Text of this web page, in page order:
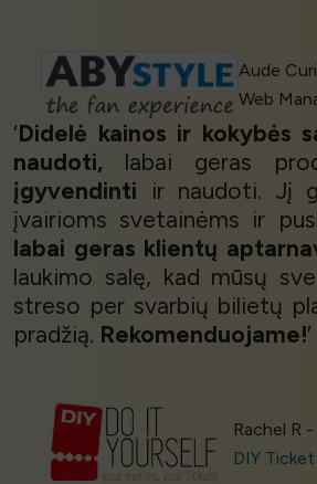
Aude
Web
‘Didelė kainos ir kokybės
naudoti, labai geras
įgyvendinti ir naudoti. Jį
įvairioms svetainėms ir
labai geras klientų
laukimo salę, kad mūsų
streso per svarbių bilietų
pradžią. Rekomenduojame!’
Rachel R
DIY Ticket